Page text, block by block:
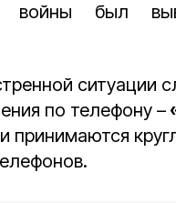
войны был
ситуации
по телефону –
принимаются